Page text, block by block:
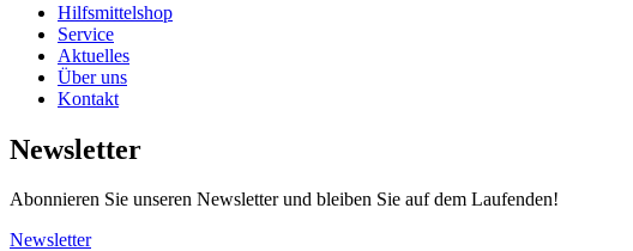
Hilfsmittelshop
Service
Aktuelles
Über uns
Kontakt
Newsletter
Abonnieren Sie unseren Newsletter und bleiben Sie auf dem Laufenden!
Newsletter